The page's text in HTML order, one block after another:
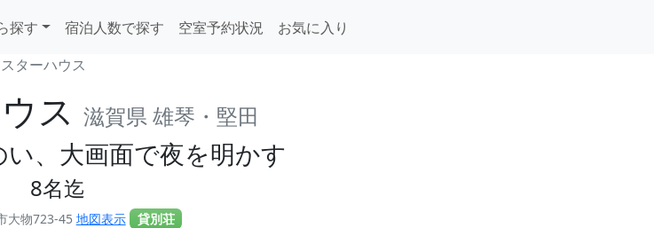
探す 宿泊人数で探す 空室予約状況
お気に入り
スターハウス
ス 滋賀県 雄琴・堅田
、大画面で夜を明かす
8名迄
大物723-45 地図表示 貸別荘